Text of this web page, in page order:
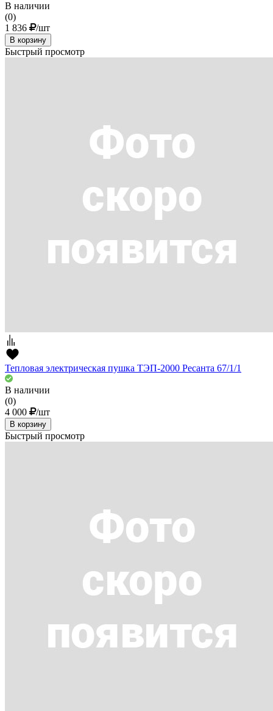
В наличии
(0)
1 836
/шт
В корзину
Быстрый просмотр
Тепловая электрическая пушка ТЭП-2000 Ресанта 67/1/1
В наличии
(0)
4 000
/шт
В корзину
Быстрый просмотр